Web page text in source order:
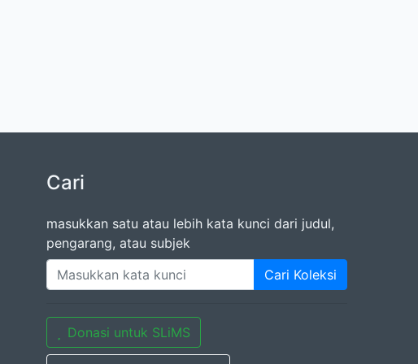
Cari
masukkan satu atau lebih kata kunci dari judul,
pengarang, atau subjek
Cari Koleksi
Donasi untuk SLiMS